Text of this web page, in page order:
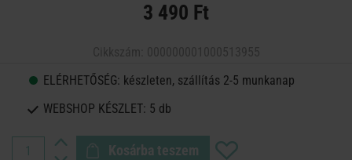
3 490 Ft
ELÉRHETŐSÉG: készleten, szállítás 2-5 munkanap
WEBSHOP KÉSZLET: 5 db
Kosárba teszem